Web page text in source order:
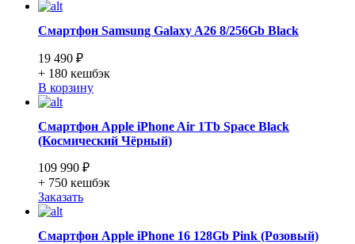
Смартфон Samsung Galaxy A26 8/256Gb Black
19 490 ₽
+ 180 кешбэк
В корзину
Смартфон Apple iPhone Air 1Tb Space Black
(Космический Чёрный)
109 990 ₽
+ 750 кешбэк
Заказать
Смартфон Apple iPhone 16 128Gb Pink (Розовый)